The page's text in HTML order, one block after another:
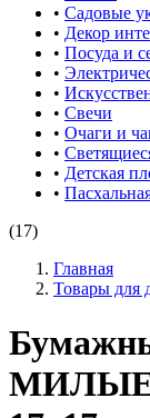
• Садовые
• Декор
• Посуда и
•
•
• Свечи
• Очаги и
•
• Детская
•
(17)
Главная
Товары для